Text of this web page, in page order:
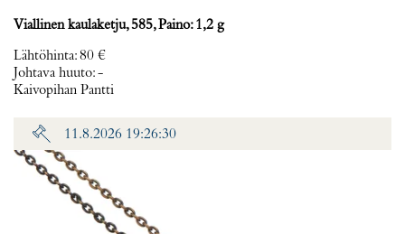
Viallinen kaulaketju, 585, Paino: 1,2 g
Lähtöhinta:80 €
Johtava huuto:-
Kaivopihan Pantti
11.8.2026 19:26:30